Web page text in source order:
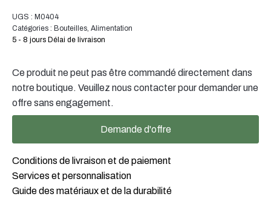
répondent à vos besoins spécifiques.
finition de votre emballage. Notre équipe se fera un
plaisir de vous conseiller pour trouver la couleur et la
UGS : M0404
Catégories : Bouteilles, Alimentation
5 - 8 jours Délai de livraison
Ce produit ne peut pas être commandé directement dans
notre boutique. Veuillez nous contacter pour demander une
offre sans engagement.
Demande d'offre
Conditions de livraison et de paiement
Services et personnalisation
Guide des matériaux et de la durabilité